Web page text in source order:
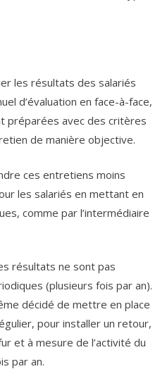
les résultats des salariés
d’évaluation en face-à-face,
préparées avec des critères
de manière objective.
ces entretiens moins
les salariés en mettant en
comme par l’intermédiaire
résultats ne sont pas
(plusieurs fois par an).
décidé de mettre en place
pour installer un retour,
et à mesure de l’activité du
par an.